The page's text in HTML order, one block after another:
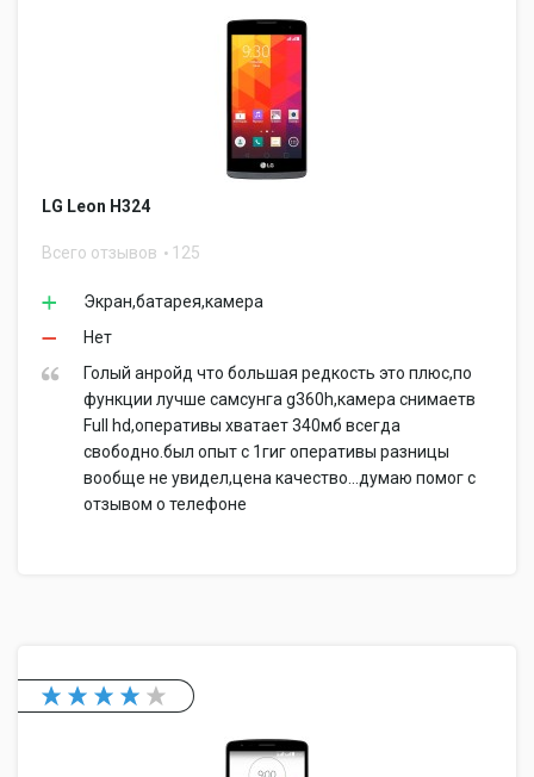
LG Leon H324
Всего отзывов 125
Экран,батарея,камера
Нет
Голый анройд что большая редкость это плюс,по
функции лучше самсунга g360h,камера снимаетв
Full hd,оперативы хватает 340мб всегда
свободно.был опыт с 1гиг оперативы разницы
вообще не увидел,цена качество...думаю помог с
отзывом о телефоне